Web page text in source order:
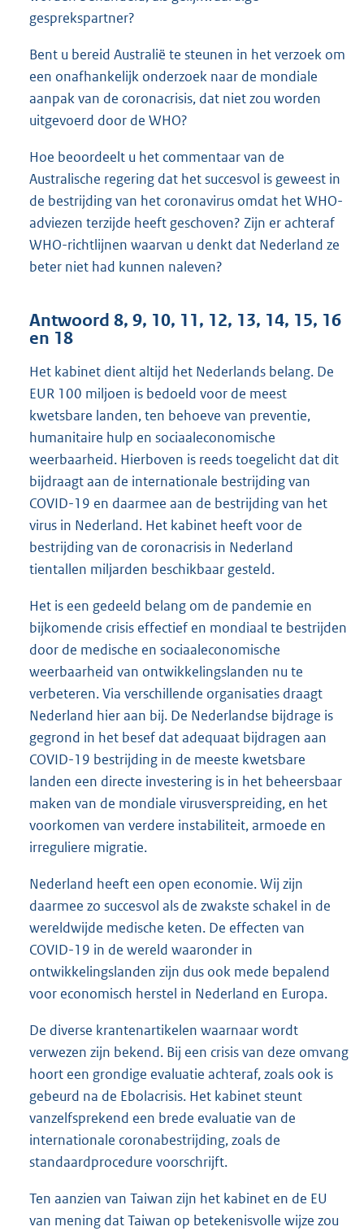
gesprekspartner?
Bent u bereid Australië te steunen in het verzoek om
een onafhankelijk onderzoek naar de mondiale
aanpak van de coronacrisis, dat niet zou worden
uitgevoerd door de WHO?
Hoe beoordeelt u het commentaar van de
Australische regering dat het succesvol is geweest in
de bestrijding van het coronavirus omdat het WHO-
adviezen terzijde heeft geschoven? Zijn er achteraf
WHO-richtlijnen waarvan u denkt dat Nederland ze
beter niet had kunnen naleven?
Antwoord 8, 9, 10, 11, 12, 13, 14, 15, 16
en 18
Het kabinet dient altijd het Nederlands belang. De
EUR 100 miljoen is bedoeld voor de meest
kwetsbare landen, ten behoeve van preventie,
humanitaire hulp en sociaaleconomische
weerbaarheid. Hierboven is reeds toegelicht dat dit
bijdraagt aan de internationale bestrijding van
COVID-19 en daarmee aan de bestrijding van het
virus in Nederland. Het kabinet heeft voor de
bestrijding van de coronacrisis in Nederland
tientallen miljarden beschikbaar gesteld.
Het is een gedeeld belang om de pandemie en
bijkomende crisis effectief en mondiaal te bestrijden
door de medische en sociaaleconomische
weerbaarheid van ontwikkelingslanden nu te
verbeteren. Via verschillende organisaties draagt
Nederland hier aan bij. De Nederlandse bijdrage is
gegrond in het besef dat adequaat bijdragen aan
COVID-19 bestrijding in de meeste kwetsbare
landen een directe investering is in het beheersbaar
maken van de mondiale virusverspreiding, en het
voorkomen van verdere instabiliteit, armoede en
irreguliere migratie.
Nederland heeft een open economie. Wij zijn
daarmee zo succesvol als de zwakste schakel in de
wereldwijde medische keten. De effecten van
COVID-19 in de wereld waaronder in
ontwikkelingslanden zijn dus ook mede bepalend
voor economisch herstel in Nederland en Europa.
De diverse krantenartikelen waarnaar wordt
verwezen zijn bekend. Bij een crisis van deze omvang
hoort een grondige evaluatie achteraf, zoals ook is
gebeurd na de Ebolacrisis. Het kabinet steunt
vanzelfsprekend een brede evaluatie van de
internationale coronabestrijding, zoals de
standaardprocedure voorschrijft.
Ten aanzien van Taiwan zijn het kabinet en de EU
van mening dat Taiwan op betekenisvolle wijze zou